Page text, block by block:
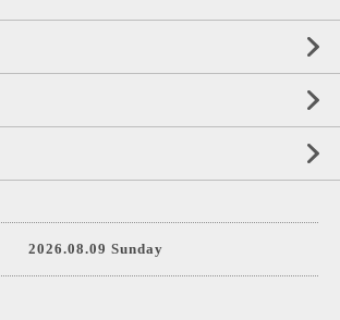
2026.08.09 Sunday